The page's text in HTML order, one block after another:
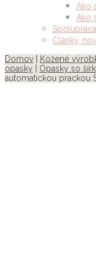
Ako
Ako
Spolupráca
Články,
Domov
Kožené
opasky
Opasky so
automatickou prackou